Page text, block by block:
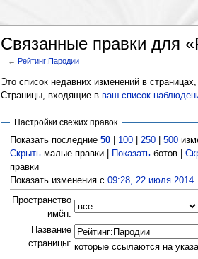
Связанные правки для
←Рейтинг:Пародии
Это список недавних изменений в
Страницы, входящие в ваш список
Настройки свежих правок
Показать последние50 100 250 |500
Скрыть малые правки | Показать ботов |
правки
Показать изменения с09:28, 22 июля 2014
Пространство
имён:
Название
страницы: которые ссылаются на